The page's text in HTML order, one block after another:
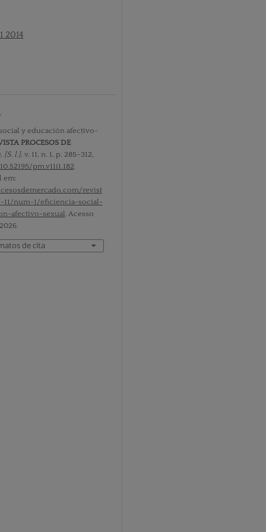
2014
y educación afectivo-
PROCESOS DE
, [S. l.], v. 11, n. 1, p. 285–312,
10.52195/pm.v11i1.182.
em:
revist
11/num-1/eficiencia-social-
afectivo-sexual. Acesso
de cita